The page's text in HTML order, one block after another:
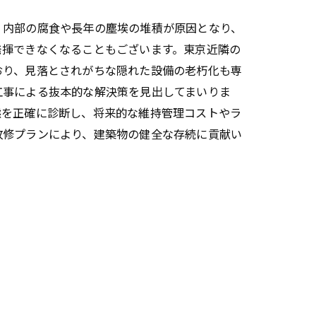
部の腐食や長年の塵埃の堆積が原因となり、
できなくなることもございます。東京近隣の
、見落とされがちな隠れた設備の老朽化も専
による抜本的な解決策を見出してまいりま
正確に診断し、将来的な維持管理コストやラ
プランにより、建築物の健全な存続に貢献い